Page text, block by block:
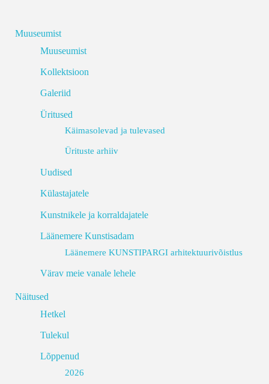
Muuseumist
Muuseumist
Kollektsioon
Galeriid
Üritused
Käimasolevad ja tulevased
Ürituste arhiiv
Uudised
Külastajatele
Kunstnikele ja korraldajatele
Läänemere Kunstisadam
Läänemere KUNSTIPARGI arhitektuurivõistlus
Värav meie vanale lehele
Näitused
Hetkel
Tulekul
Lõppenud
2026